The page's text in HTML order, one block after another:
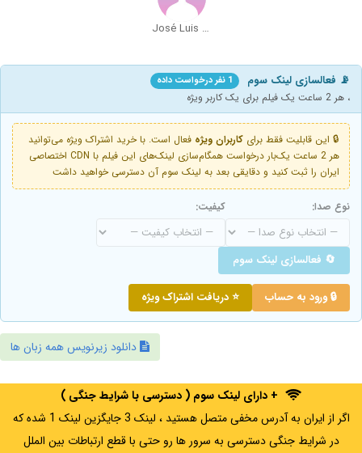
José Luis de Madariaga
📡 فعالسازی لینک سوم 1 نفر درخواست داده
، هر 2 ساعت یک فیلم برای یک کاربر ویژه
🔒 این قابلیت فقط برای کاربران ویژه فعال است. با خرید اشتراک ویژه می‌توانید
هر 2 ساعت یک‌بار درخواست همگام‌سازی لینک‌های این فیلم با CDN اختصاصی
ایران را ثبت کنید و دقایقی بعد به لینک سوم آن دسترسی خواهید داشت
نوع صدا: کیفیت:
🔄 فعالسازی لینک سوم
🔒 ورود به حساب ⭐ دریافت اشتراک ویژه
دانلود زیرنویس همه زبان ها
+ دارای لینک سوم ( دسترسی با شرایط جنگی )
اگر از ایران به آدرس مخفی متصل هستید ، لینک 3 جایگزین لینک 1 شده که
در شرایط جنگی دسترسی به سرور ها رو حتی با قطع ارتباطات بین الملل